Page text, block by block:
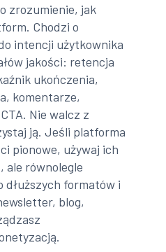
zrozumienie, jak
Chodzi o
intencji użytkownika
jakości: retencja
ukończenia,
komentarze,
Nie walcz z
ją. Jeśli platforma
pionowe, używaj ich
ale równolegle
dłuższych formatów i
blog,